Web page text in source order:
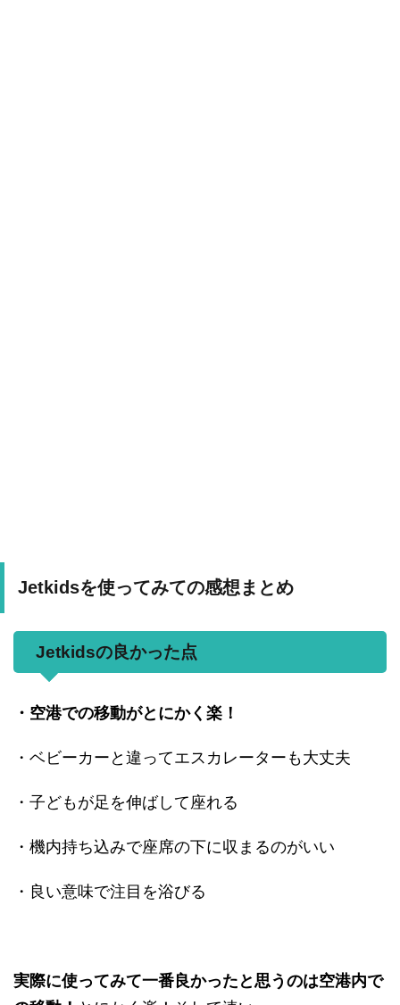
Jetkidsを使ってみての感想まとめ
Jetkidsの良かった点
・空港での移動がとにかく楽！
・ベビーカーと違ってエスカレーターも大丈夫
・子どもが足を伸ばして座れる
・機内持ち込みで座席の下に収まるのがいい
・良い意味で注目を浴びる
実際に使ってみて一番良かったと思うのは空港内で